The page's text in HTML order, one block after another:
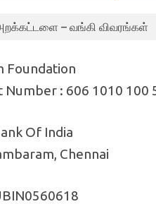
– வங்கி விவரங்கள்
Foundation
Number : 606 1010 100
Of India
Chennai